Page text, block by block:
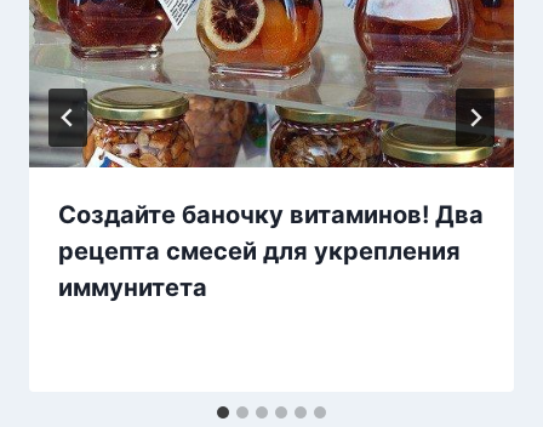
Создайте баночку витаминов! Два
рецепта смесей для укрепления
иммунитета